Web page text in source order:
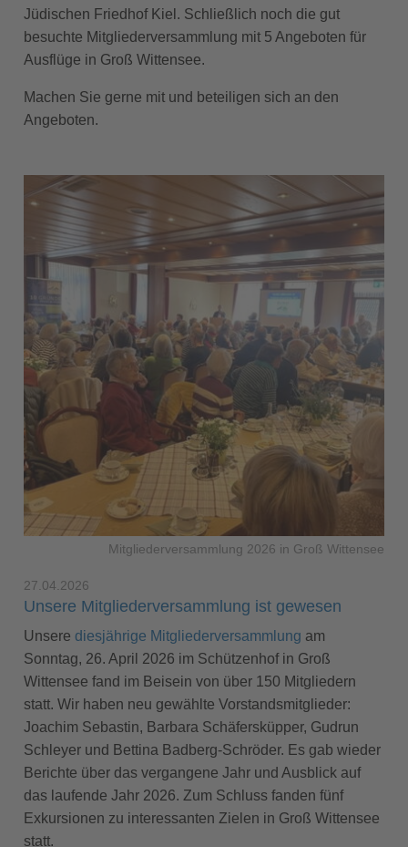
Jüdischen Friedhof Kiel. Schließlich noch die gut
besuchte Mitgliederversammlung mit 5 Angeboten für
Ausflüge in Groß Wittensee.
Machen Sie gerne mit und beteiligen sich an den
Angeboten.
Mitgliederversammlung 2026 in Groß Wittensee
27.04.2026
Unsere Mitgliederversammlung ist gewesen
Unsere diesjährige Mitgliederversammlung am
Sonntag, 26. April 2026 im Schützenhof in Groß
Wittensee fand im Beisein von über 150 Mitgliedern
statt. Wir haben neu gewählte Vorstandsmitglieder:
Joachim Sebastin, Barbara Schäfersküpper, Gudrun
Schleyer und Bettina Badberg-Schröder. Es gab wieder
Berichte über das vergangene Jahr und Ausblick auf
das laufende Jahr 2026. Zum Schluss fanden fünf
Exkursionen zu interessanten Zielen in Groß Wittensee
statt.